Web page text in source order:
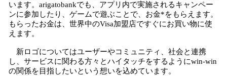
います。arigatobankでも、アプリ内で実施されるキャンペー
ンに参加したり、ゲームで遊ぶことで、お金*をもらえます。
もらったお金は、世界中のVisa加盟店ですぐにお買い物に使
えます。
新ロゴについてはユーザーやコミュニティ、社会と連携
し、サービスに関わる方々とハイタッチをするようにwin-win
の関係を目指したいという想いを込めています。